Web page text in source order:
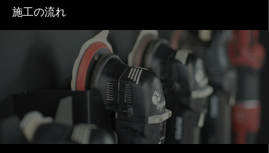
施工の流れ